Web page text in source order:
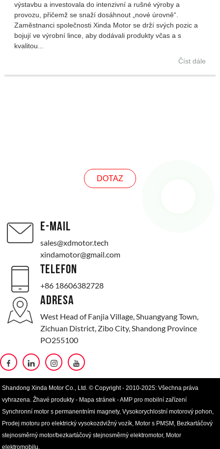
výstavbu a investovala do intenzivní a rušné výroby a
provozu, přičemž se snaží dosáhnout „nové úrovně“.
Zaměstnanci společnosti Xinda Motor se drží svých pozic a
bojují ve výrobní lince, aby dodávali produkty včas a s
kvalitou...
Číst dále
DOTAZ
E-MAIL
sales@xdmotor.tech
xindamotor@gmail.com
TELEFON
+86 18606382728
ADRESA
West Head of Fanjia Village, Shuangyang Town,
Zichuan District, Zibo City, Shandong Province
PO255100
Shandong Xinda Motor Co., Ltd. © Copyright - 2010-2025: Všechna práva
vyhrazena. Žhavé produkty - Mapa stránek -AMP pro mobilní zařízení
Synchronní motor s permanentními magnety,Vysokorychlostní motorový pohon,
Prodej motoru pro elektrický vysokozdvižný vozík, Motor s PMSM , Bezkartáčový
stejnosměrný motor/bezkartáčový stejnosměrný elektromotor, Motor
elektromobilu,